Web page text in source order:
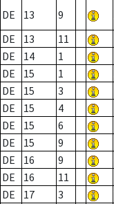
DE 13 9
DE
13 11
DE
14 1
DE
15 1
DE
15 3
DE
15 4
DE
15 6
DE
15 9
DE
16 9
DE
16 11
DE
17 3